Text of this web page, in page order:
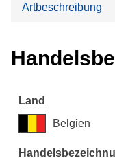
Artbeschreibung
Belgien